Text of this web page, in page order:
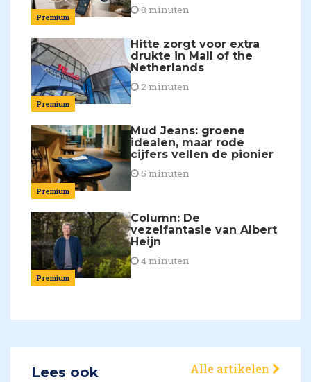
Premium
8 minuten
Premium
Hitte zorgt voor extra
drukte in Mall of the
Netherlands
2 minuten
Premium
Mud Jeans: groene
idealen, maar rode
cijfers vellen de pionier
5 minuten
Premium
Column: De
vezelfantasie van Albert
Heijn
4 minuten
Lees ook Alle artikelen